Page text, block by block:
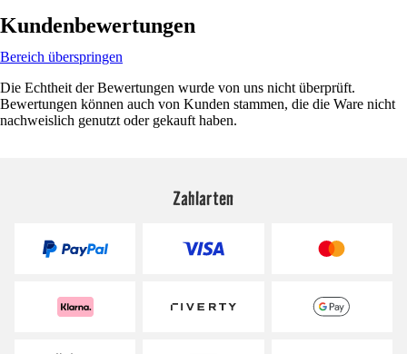
Kundenbewertungen
Bereich überspringen
Die Echtheit der Bewertungen wurde von uns nicht überprüft.
Bewertungen können auch von Kunden stammen, die die Ware nicht
nachweislich genutzt oder gekauft haben.
Zahlarten